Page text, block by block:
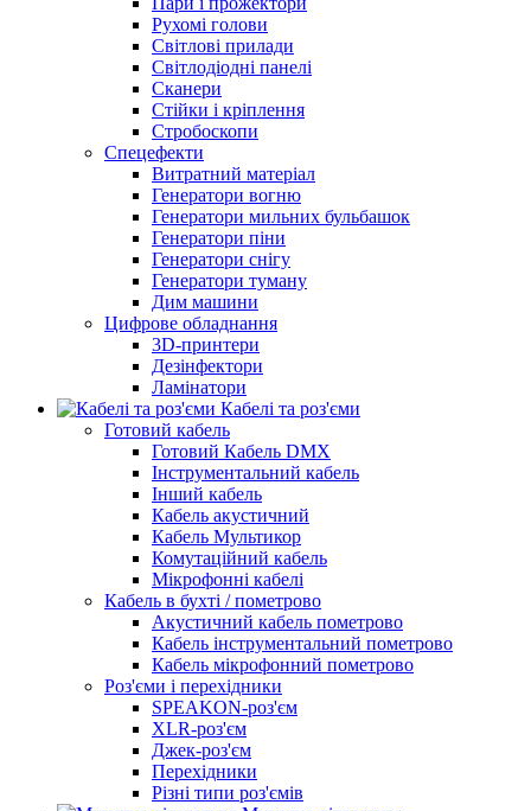
Рухомі голови
Світлові прилади
Світлодіодні панелі
Сканери
Стійки і кріплення
Стробоскопи
Спецефекти
Витратний матеріал
Генератори вогню
Генератори мильних бульбашок
Генератори піни
Генератори снігу
Генератори туману
Дим машини
Цифрове обладнання
3D-принтери
Дезінфектори
Ламінатори
Кабелі та роз'єми
Готовий кабель
Готовий Кабель DMX
Інструментальний кабель
Інший кабель
Кабель акустичний
Кабель Мультикор
Комутаційний кабель
Мікрофонні кабелі
Кабель в бухті / пометрово
Акустичний кабель пометрово
Кабель інструментальний пометрово
Кабель мікрофонний пометрово
Роз'єми і перехідники
SPEAKON-роз'єм
XLR-роз'єм
Джек-роз'єм
Перехідники
Різні типи роз'ємів